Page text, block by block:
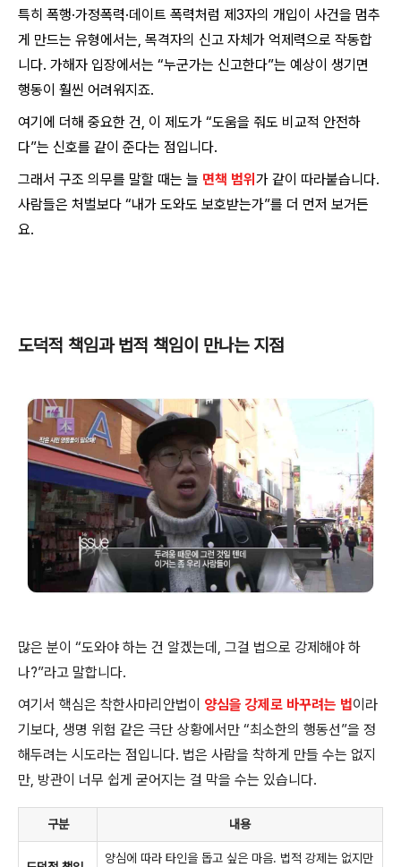
특히 폭행·가정폭력·데이트 폭력처럼 제3자의 개입이 사건을 멈추
게 만드는 유형에서는, 목격자의 신고 자체가 억제력으로 작동합
니다. 가해자 입장에서는 “누군가는 신고한다”는 예상이 생기면
행동이 훨씬 어려워지죠.
여기에 더해 중요한 건, 이 제도가 “도움을 줘도 비교적 안전하
다”는 신호를 같이 준다는 점입니다.
그래서 구조 의무를 말할 때는 늘 면책 범위 가 같이 따라붙습니다.
사람들은 처벌보다 “내가 도와도 보호받는가”를 더 먼저 보거든
요.
도덕적 책임과 법적 책임이 만나는 지점
많은 분이 “도와야 하는 건 알겠는데, 그걸 법으로 강제해야 하
나?”라고 말합니다.
여기서 핵심은 착한사마리안법이 양심을 강제로 바꾸려는 법이라
기보다, 생명 위험 같은 극단 상황에서만 “최소한의 행동선”을 정
해두려는 시도라는 점입니다. 법은 사람을 착하게 만들 수는 없지
만, 방관이 너무 쉽게 굳어지는 걸 막을 수는 있습니다.
구분 내용
양심에 따라 타인을 돕고 싶은 마음. 법적 강제는 없지만